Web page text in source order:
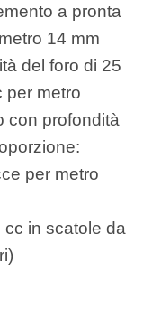
a pronta
14 mm
del foro di 25
per metro
con profondità
per metro
cc in scatole da